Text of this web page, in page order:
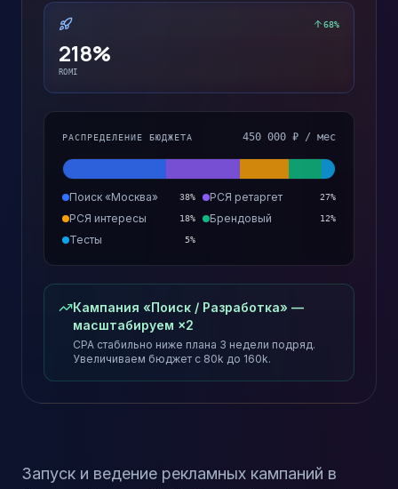
68%
218%
ROMI
РАСПРЕДЕЛЕНИЕ БЮДЖЕТА 450 000 ₽ / мес
Поиск «Москва» 38% РСЯ ретаргет 27%
РСЯ интересы 18% Брендовый 12%
Тесты 5%
Кампания «Поиск / Разработка» —
масштабируем ×2
CPA стабильно ниже плана 3 недели подряд.
Увеличиваем бюджет с 80k до 160k.
Запуск и ведение рекламных кампаний в